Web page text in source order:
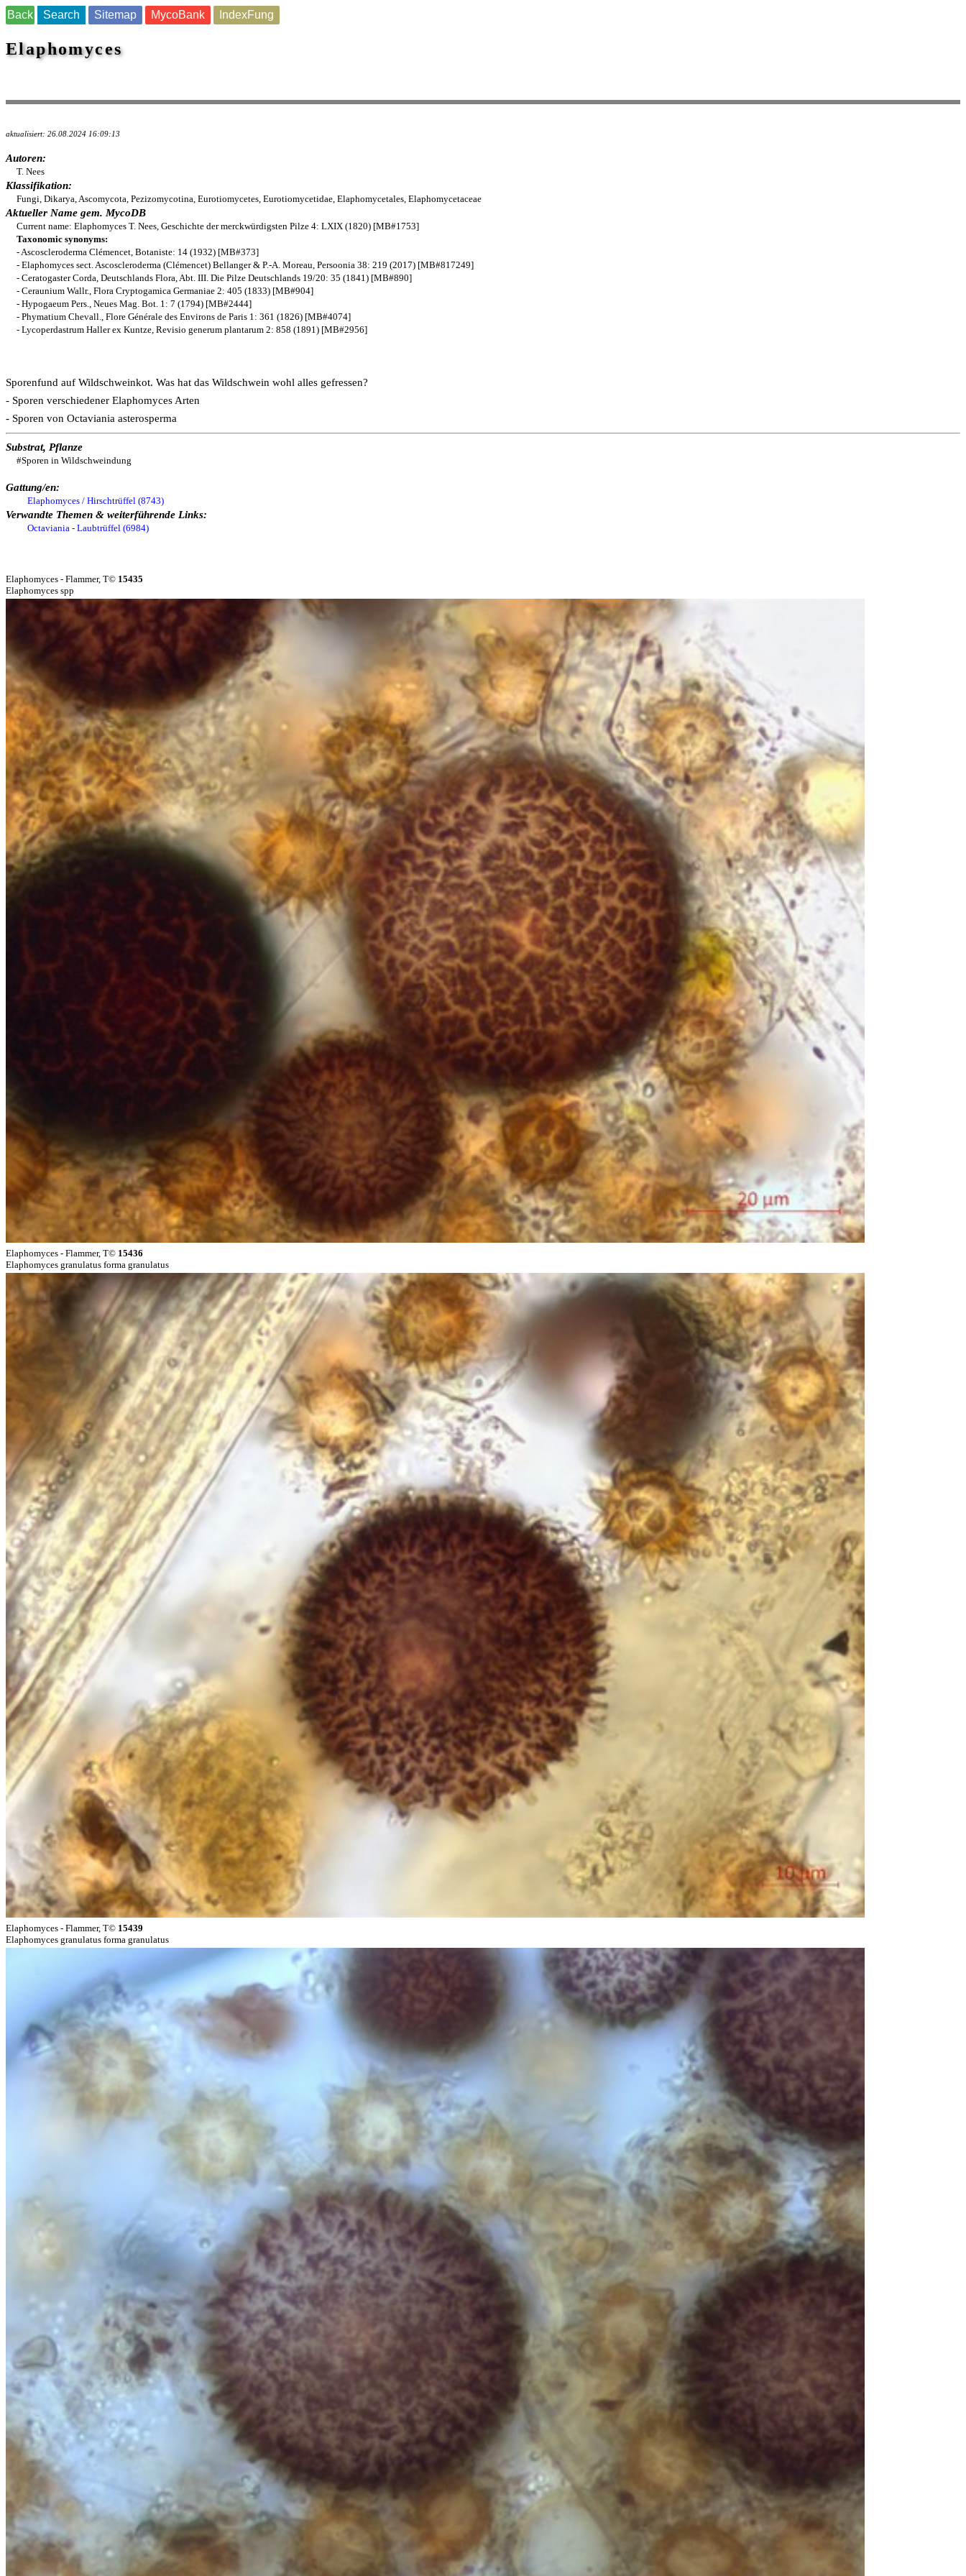
Back Search Sitemap MycoBank IndexFung
Elaphomyces
aktualisiert: 26.08.2024 16:09:13
Autoren:
T. Nees
Klassifikation:
Fungi, Dikarya, Ascomycota, Pezizomycotina, Eurotiomycetes, Eurotiomycetidae, Elaphomycetales, Elaphomycetaceae
Aktueller Name gem. MycoDB
Current name: Elaphomyces T. Nees, Geschichte der merckwürdigsten Pilze 4: LXIX (1820) [MB#1753]
Taxonomic synonyms:
- Ascoscleroderma Clémencet, Botaniste: 14 (1932) [MB#373]
- Elaphomyces sect. Ascoscleroderma (Clémencet) Bellanger & P.-A. Moreau, Persoonia 38: 219 (2017) [MB#817249]
- Ceratogaster Corda, Deutschlands Flora, Abt. III. Die Pilze Deutschlands 19/20: 35 (1841) [MB#890]
- Ceraunium Wallr., Flora Cryptogamica Germaniae 2: 405 (1833) [MB#904]
- Hypogaeum Pers., Neues Mag. Bot. 1: 7 (1794) [MB#2444]
- Phymatium Chevall., Flore Générale des Environs de Paris 1: 361 (1826) [MB#4074]
- Lycoperdastrum Haller ex Kuntze, Revisio generum plantarum 2: 858 (1891) [MB#2956]
Sporenfund auf Wildschweinkot. Was hat das Wildschwein wohl alles gefressen?
- Sporen verschiedener Elaphomyces Arten
- Sporen von Octaviania asterosperma
Substrat, Pflanze
#Sporen in Wildschweindung
Gattung/en:
Elaphomyces / Hirschtrüffel (8743)
Verwandte Themen & weiterführende Links:
Octaviania - Laubtrüffel (6984)
Elaphomyces - Flammer, T© 15435
Elaphomyces spp
Elaphomyces - Flammer, T© 15436
Elaphomyces granulatus forma granulatus
Elaphomyces - Flammer, T© 15439
Elaphomyces granulatus forma granulatus